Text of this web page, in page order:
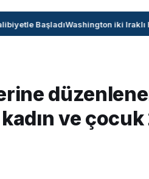
BaşladıWashington iki Iraklı
kadın ve